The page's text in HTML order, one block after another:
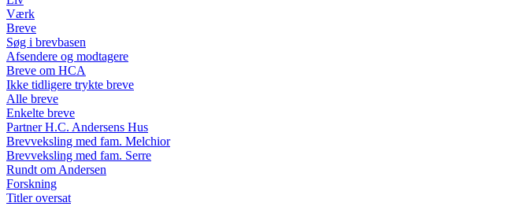
Værk
Breve
Søg i brevbasen
Afsendere og modtagere
Breve om HCA
Ikke tidligere trykte breve
Alle breve
Enkelte breve
Partner H.C. Andersens Hus
Brevveksling med fam. Melchior
Brevveksling med fam. Serre
Rundt om Andersen
Forskning
Titler oversat